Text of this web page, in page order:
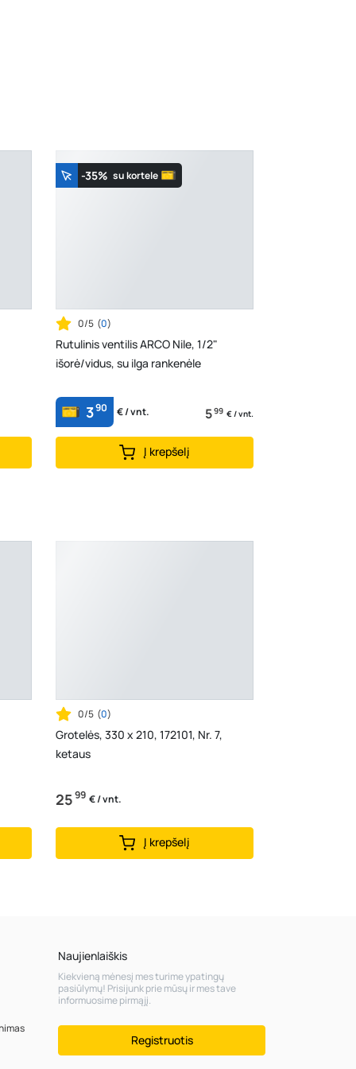
-35% su kortele
0/5 (0)
Rutulinis ventilis ARCO Nile, 1/2"
išorė/vidus, su ilga rankenėle
390 € / vnt. 599 € / vnt.
Į krepšelį
0/5 (0)
Grotelės, 330 x 210, 172101, Nr. 7,
ketaus
2599 € / vnt.
Į krepšelį
Naujienlaiškis
Kiekvieną mėnesį mes turime ypatingų
pasiūlymų! Prisijunk prie mūsų ir mes tave
informuosime pirmąjį.
Registruotis